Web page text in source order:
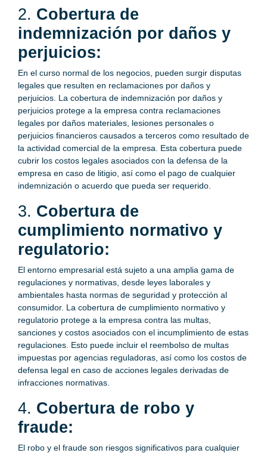
2. Cobertura de
indemnización por daños y
perjuicios:
En el curso normal de los negocios, pueden surgir disputas
legales que resulten en reclamaciones por daños y
perjuicios. La cobertura de indemnización por daños y
perjuicios protege a la empresa contra reclamaciones
legales por daños materiales, lesiones personales o
perjuicios financieros causados a terceros como resultado de
la actividad comercial de la empresa. Esta cobertura puede
cubrir los costos legales asociados con la defensa de la
empresa en caso de litigio, así como el pago de cualquier
indemnización o acuerdo que pueda ser requerido.
3. Cobertura de
cumplimiento normativo y
regulatorio:
El entorno empresarial está sujeto a una amplia gama de
regulaciones y normativas, desde leyes laborales y
ambientales hasta normas de seguridad y protección al
consumidor. La cobertura de cumplimiento normativo y
regulatorio protege a la empresa contra las multas,
sanciones y costos asociados con el incumplimiento de estas
regulaciones. Esto puede incluir el reembolso de multas
impuestas por agencias reguladoras, así como los costos de
defensa legal en caso de acciones legales derivadas de
infracciones normativas.
4. Cobertura de robo y
fraude:
El robo y el fraude son riesgos significativos para cualquier